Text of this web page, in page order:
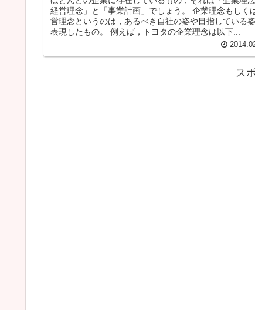
経営理念」と「事業計画」でしょう。 企業理念もしく
営理念というのは，あるべき自社の姿や目指している
表現したもの。 例えば，トヨタの企業理念は以下...
ス